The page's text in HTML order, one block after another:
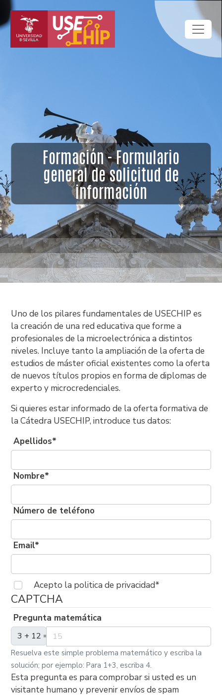
Formación - Formulario
general de solicitud de
información
Uno de los pilares fundamentales de USECHIP es
la creación de una red educativa que forme a
profesionales de la microelectrónica a distintos
niveles. Incluye tanto la ampliación de la oferta de
estudios de máster oficial existentes como la oferta
de nuevos títulos propios en forma de diplomas de
experto y microcredenciales.
Si quieres estar informado de la oferta formativa de
la Cátedra USECHIP, introduce tus datos:
Apellidos*
Nombre*
Número de teléfono
Email*
Acepto la politica de privacidad*
CAPTCHA
Pregunta matemática
3 + 12 =
Resuelva este simple problema matemático y escriba la
solución; por ejemplo: Para 1+3, escriba 4.
Esta pregunta es para comprobar si usted es un
visitante humano y prevenir envíos de spam